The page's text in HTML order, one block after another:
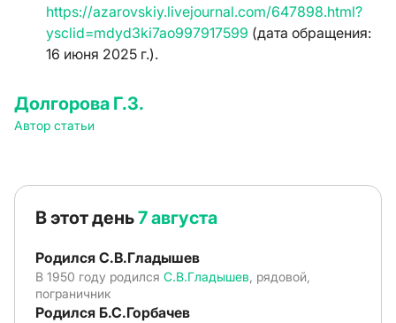
https://azarovskiy.livejournal.com/647898.html?
ysclid=mdyd3ki7ao997917599 (дата обращения:
16 июня 2025 г.).
Долгорова Г.З.
Автор статьи
В этот день7 августа
Родился С.В.Гладышев
В 1950 году родился С.В.Гладышев , рядовой,
пограничник
Родился Б.С.Горбачев